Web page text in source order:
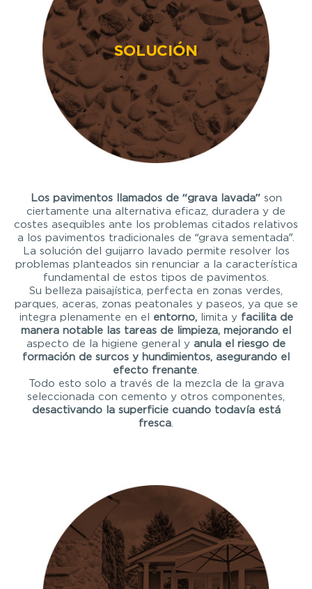
SOLUCIÓN
Los pavimentos llamados de “grava lavada”son
ciertamente una alternativa eficaz, duradera y de
costes asequibles ante los problemas citados relativos
a los pavimentos tradicionales de “grava sementada”.
La solución del guijarro lavado permite resolver los
problemas planteados sin renunciar a la característica
fundamental de estos tipos de pavimentos.
Su belleza paisajística, perfecta en zonas verdes,
parques, aceras, zonas peatonales y paseos, ya que se
integra plenamente en el entorno, limita y facilita de
manera notable las tareas de limpieza, mejorando el
aspecto de la higiene general y anula el riesgo de
formación de surcos y hundimientos, asegurando el
efecto frenante
Todo esto solo a través de la mezcla de la grava
seleccionada con cemento y otros componentes,
desactivando la superficie cuando todavía está
fresca